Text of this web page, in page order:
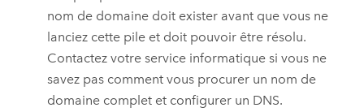
nom de domaine doit exister avant que vous ne
lanciez cette pile et doit pouvoir être résolu.
Contactez votre service informatique si vous ne
savez pas comment vous procurer un nom de
domaine complet et configurer un DNS.